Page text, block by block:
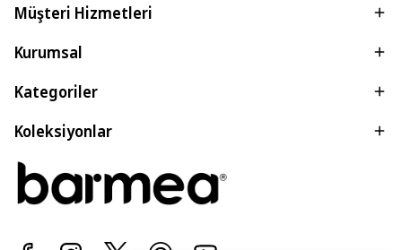
Müşteri Hizmetleri
Kurumsal
Kategoriler
Koleksiyonlar